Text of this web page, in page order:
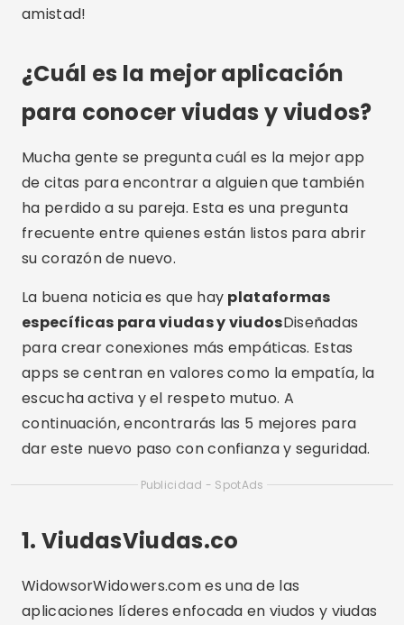
amistad!
¿Cuál es la mejor aplicación
para conocer viudas y viudos?
Mucha gente se pregunta cuál es la mejor app
de citas para encontrar a alguien que también
ha perdido a su pareja. Esta es una pregunta
frecuente entre quienes están listos para abrir
su corazón de nuevo.
La buena noticia es que hay plataformas
específicas para viudas y viudosDiseñadas
para crear conexiones más empáticas. Estas
apps se centran en valores como la empatía, la
escucha activa y el respeto mutuo. A
continuación, encontrarás las 5 mejores para
dar este nuevo paso con confianza y seguridad.
Publicidad - SpotAds
1. ViudasViudas.co
WidowsorWidowers.com es una de las
aplicaciones líderes enfocada en viudos y viudas